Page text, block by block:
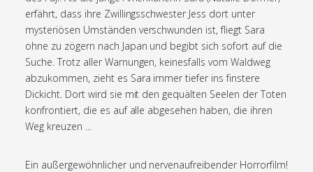
erfährt, dass ihre Zwillingsschwester Jess dort unter
mysteriösen Umständen verschwunden ist, fliegt Sara
ohne zu zögern nach Japan und begibt sich sofort auf die
Suche. Trotz aller Warnungen, keinesfalls vom Waldweg
abzukommen, zieht es Sara immer tiefer ins finstere
Dickicht. Dort wird sie mit den gequälten Seelen der Toten
konfrontiert, die es auf alle abgesehen haben, die ihren
Weg kreuzen ...
Ein außergewöhnlicher und nervenaufreibender Horrorfilm!